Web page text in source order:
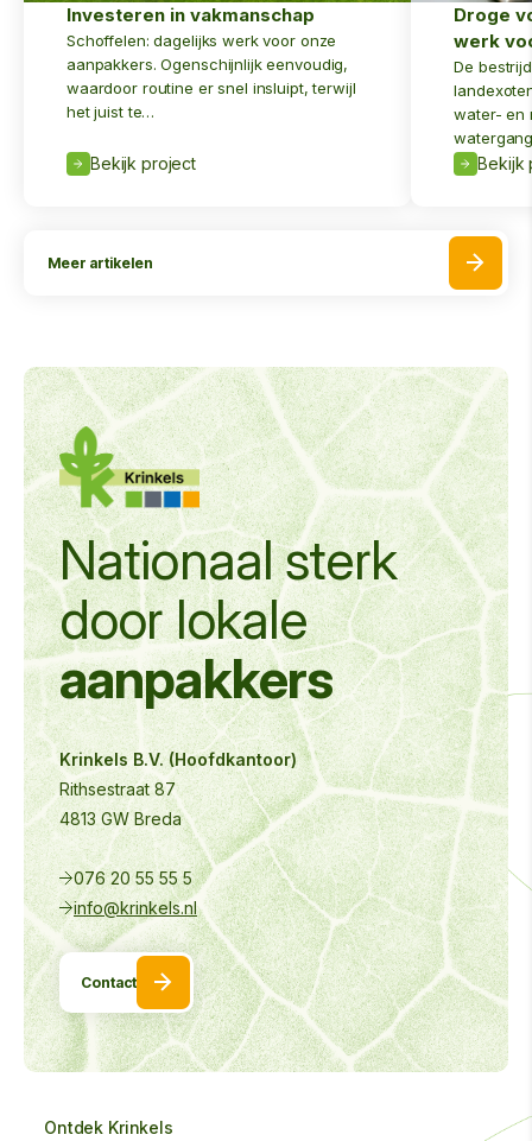
Investeren in vakmanschap
Schoffelen: dagelijks werk voor onze
aanpakkers. Ogenschijnlijk eenvoudig,
waardoor routine er snel insluipt, terwijl
het juist te…
Bekijk project
Droge
werk
De
water- en
Bekijk
Meer artikelen
Nationaal sterk
doorlokale
aanpakkers
Krinkels B.V. (Hoofdkantoor)
Rithsestraat 87
4813 GW Breda
076 20 55 55 5
info@krinkels.nl
Contact
Ontdek Krinkels